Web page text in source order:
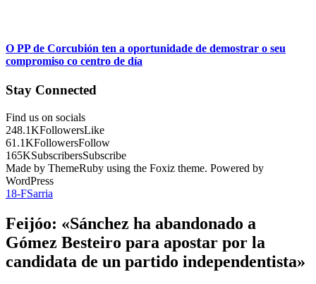
O PP de Corcubión ten a oportunidade de demostrar o seu
compromiso co centro de día
Stay Connected
Find us on socials
248.1KFollowersLike
61.1KFollowersFollow
165KSubscribersSubscribe
Made by ThemeRuby using the Foxiz theme. Powered by
WordPress
18-FSarria
Feijóo: «Sánchez ha abandonado a
Gómez Besteiro para apostar por la
candidata de un partido independentista»